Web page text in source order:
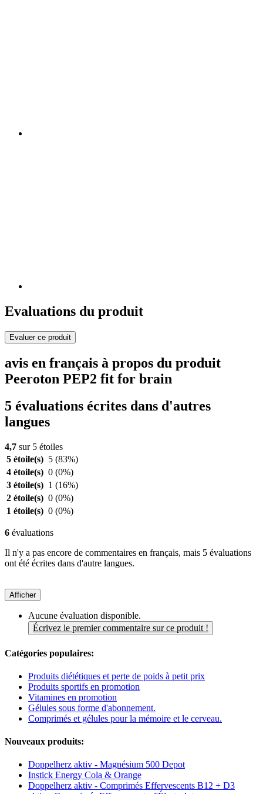
Evaluations du produit
Evaluer ce produit
avis en français à propos du produit
Peeroton PEP2 fit for brain
5 évaluations écrites dans d'autres
langues
4,7 sur 5 étoiles
5 étoile(s) 5 (83%)
4 étoile(s) 0 (0%)
3 étoile(s) 1 (16%)
2 étoile(s) 0 (0%)
1 étoile(s) 0 (0%)
6 évaluations
Il n'y a pas encore de commentaires en français, mais 5 évaluations
ont été écrites dans d'autre langues.
Afficher
Aucune évaluation disponible.
Écrivez le premier commentaire sur ce produit !
Catégories populaires:
Produits diététiques et perte de poids à petit prix
Produits sportifs en promotion
Vitamines en promotion
Gélules sous forme d'abonnement.
Comprimés et gélules pour la mémoire et le cerveau.
Nouveaux produits:
Doppelherz aktiv - Magnésium 500 Depot
Instick Energy Cola & Orange
Doppelherz aktiv - Comprimés Effervescents B12 + D3